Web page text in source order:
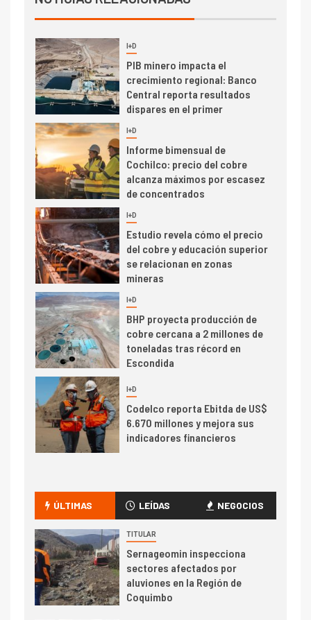
2026 cae 10,6%
3 I+D
PIB minero impacta el
crecimiento regional: Banco
Central reporta resultados
dispares en el primer
4 I+D
Informe bimensual de
Cochilco: precio del cobre
alcanza máximos por escasez
de concentrados
5 I+D
Estudio revela cómo el precio
del cobre y educación superior
se relacionan en zonas
mineras
6 I+D
BHP proyecta producción de
cobre cercana a 2 millones de
toneladas tras récord en
Escondida
I+D
Codelco reporta Ebitda de US$
6.670 millones y mejora sus
indicadores financieros
camión 100% eléctrico para
transportar cátodos al Puerto
de San Antonio
2
I+D
Producción minera en mayo de
2026 cae 10,6%
ÚLTIMAS LEÍDAS NEGOCIOS
TITULAR
Sernageomin inspecciona
sectores afectados por
aluviones en la Región de
Coquimbo